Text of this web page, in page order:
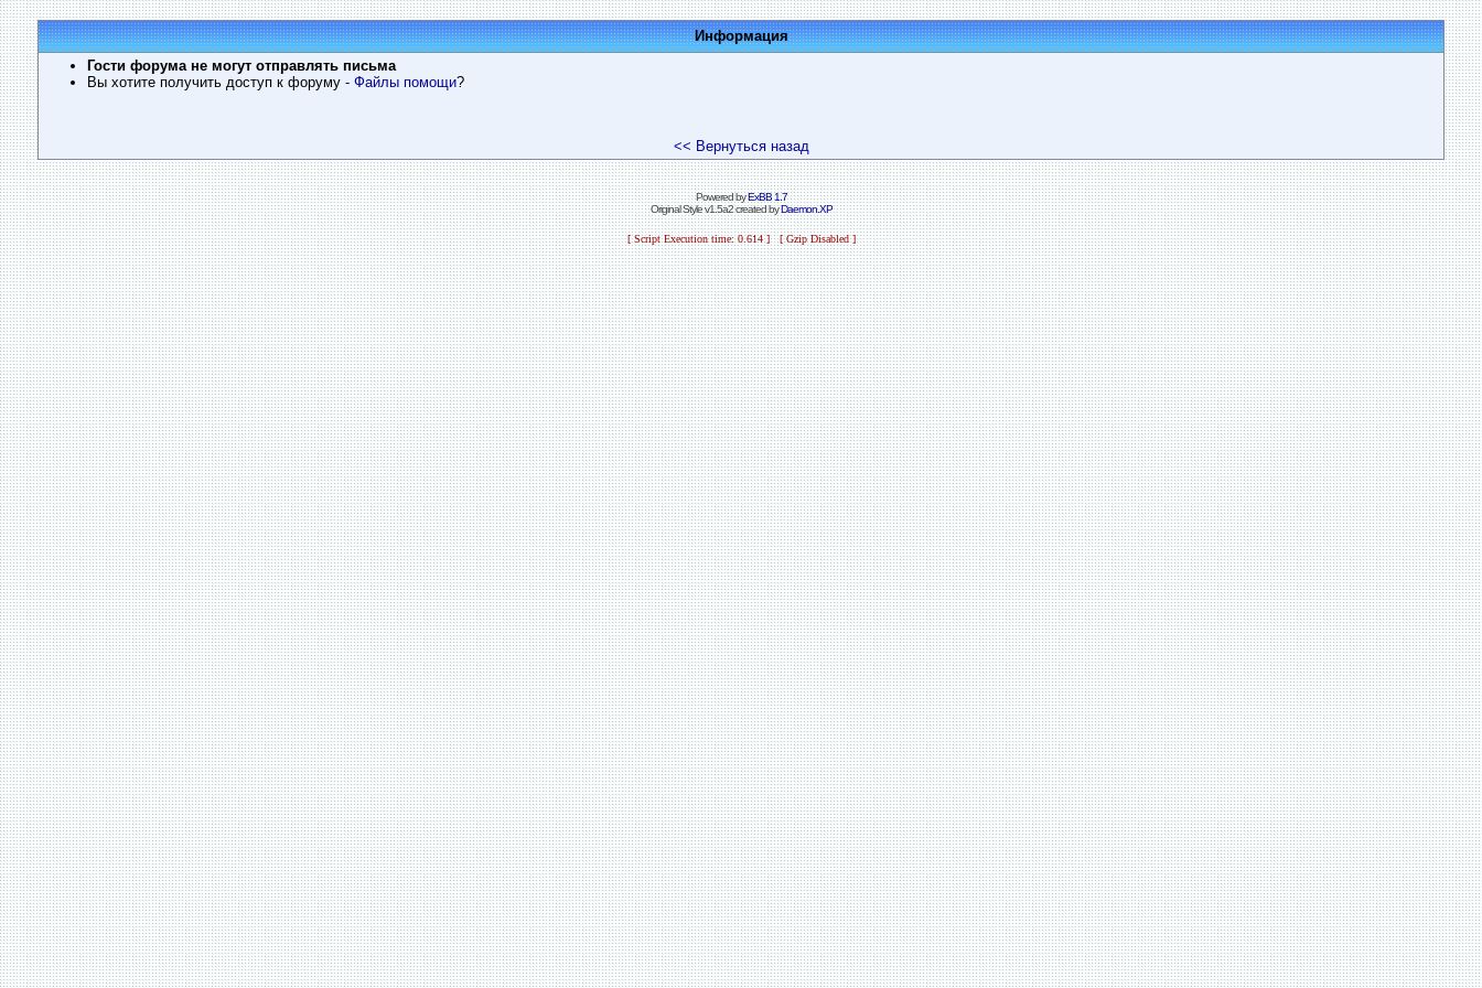
Информация
Гости форума не могут отправлять письма
Вы хотите получить доступ к форуму - Файлы помощи?
<< Вернуться назад
Powered byExBB 1.7
Original Style v1.5a2 created byDaemon.XP
[ Script Execution time: 0.614 ] [ Gzip Disabled ]